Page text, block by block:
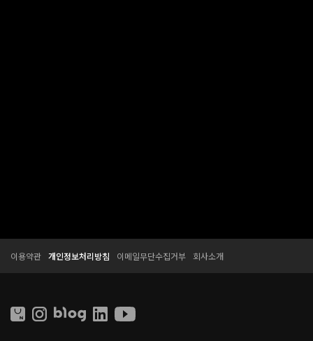
이용약관 개인정보처리방침 이메일무단수집거부 회사소개